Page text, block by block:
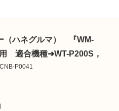
（ハネグルマ） 『WM-
適合機種➜WT-P200S，
P0041